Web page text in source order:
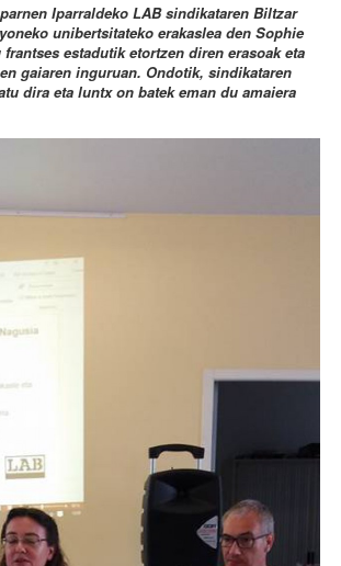
Iparraldeko LAB sindikataren Biltzar
unibertsitateko erakaslea den Sophie
estadutik etortzen diren erasoak eta
gaiaren inguruan. Ondotik, sindikataren
dira eta luntx on batek eman du amaiera